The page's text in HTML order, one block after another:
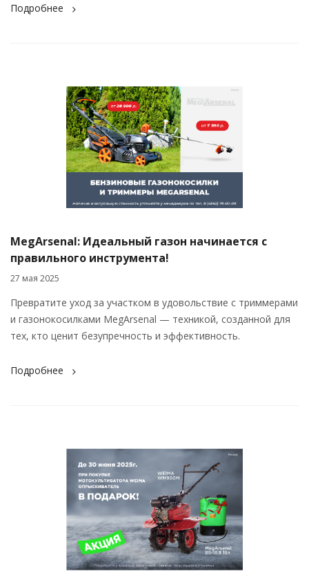
Подробнее
MegArsenal: Идеальный газон начинается с
правильного инструмента!
27 мая 2025
Превратите уход за участком в удовольствие с триммерами
и газонокосилками MegArsenal — техникой, созданной для
тех, кто ценит безупречность и эффективность.
Подробнее